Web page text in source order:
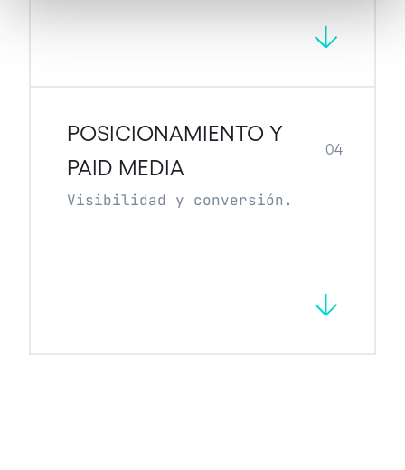
POSICIONAMIENTO Y
PAID MEDIA
04
Visibilidad y conversión.